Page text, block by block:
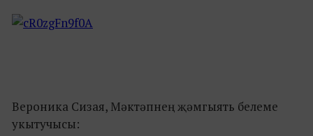
Вероника Сизая, Мәктәпнең җәмгыять белеме
укытучысы: